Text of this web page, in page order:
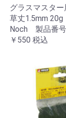
グラスマスタ
草丈1.5mm 20g
Noch 製品番
￥550 税込